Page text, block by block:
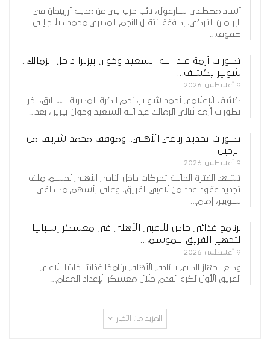
أشاد مصطفى سارغول، نائب حزب يني عن مدينة أرزينجان في
البرلمان التركي، بصفقة انتقال النجم المصري محمد صلاح إلى
صفوف…
تطورات أزمة عبد الله السعيد وخوان بيزيرا داخل الزمالك..
شوبير يكشف…
9 أغسطس 2026
كشف الإعلامي أحمد شوبير، نجم الكرة المصرية السابق، آخر
تطورات أزمة ثنائي الزمالك عبد الله السعيد وخوان بيزيرا، بعد…
تطورات تجديد رباعي الأهلي.. وموقف محمد شريف من
الرحيل
9 أغسطس 2026
تشهد الفترة الحالية تحركات داخل النادي الأهلي لحسم ملف
تجديد عقود عدد من لاعبي الفريق، وعلى رأسهم مصطفى
شوبير، إمام…
برنامج غذائي خاص للاعبي الأهلي في معسكر إسبانيا
لتجهيز الفريق للموسم…
9 أغسطس 2026
وضع الجهاز الطبي بالنادي الأهلي برنامجًا غذائيًا خاصًا للاعبي
الفريق الأول لكرة القدم خلال معسكر الإعداد المقام…
المزيد من الأخبار